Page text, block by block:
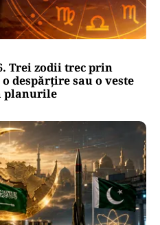
Trei zodii trec prin
despărțire sau o veste
planurile